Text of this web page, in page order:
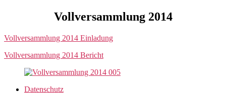
Vollversammlung 2014
Vollversammlung 2014 Einladung
Vollversammlung 2014 Bericht
Datenschutz